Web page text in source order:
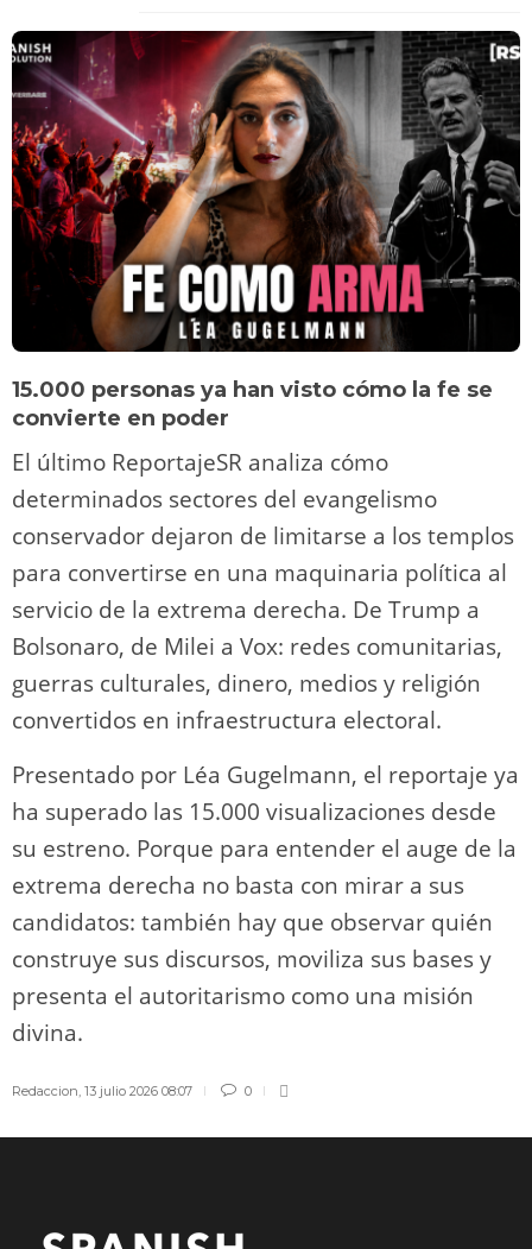
15.000 personas ya han visto cómo la fe se
convierte en poder
El último ReportajeSR analiza cómo
determinados sectores del evangelismo
conservador dejaron de limitarse a los templos
para convertirse en una maquinaria política al
servicio de la extrema derecha. De Trump a
Bolsonaro, de Milei a Vox: redes comunitarias,
guerras culturales, dinero, medios y religión
convertidos en infraestructura electoral.
Presentado por Léa Gugelmann, el reportaje ya
ha superado las 15.000 visualizaciones desde
su estreno. Porque para entender el auge de la
extrema derecha no basta con mirar a sus
candidatos: también hay que observar quién
construye sus discursos, moviliza sus bases y
presenta el autoritarismo como una misión
divina.
Redaccion 13 julio 2026 08:07 0